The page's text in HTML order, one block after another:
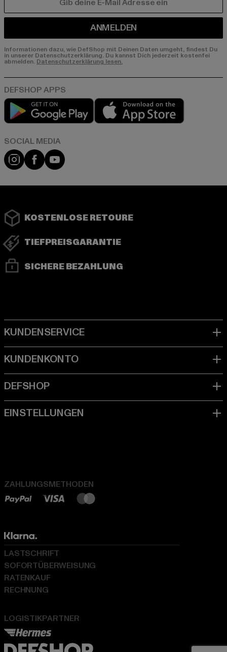
ANMELDEN
Informationen dazu, wie DefShop mit Deinen Daten umgeht, findest Du
in unserer Datenschutzerklärung. Du kannst Dich jederzeit kostenfei
abmelden. Datenschutzerklärung lesen.
Play market
Instagram
FacebookYouTube
KOSTENLOSE RETOURE
TIEFPREISGARANTIE
SICHERE BEZAHLUNG
ZAHLUNGSMETHODEN
LOGISTIKPARTNER
LASTSCHRIFT
SOFORTÜBERWEISUNG
RATENKAUF
RECHNUNG